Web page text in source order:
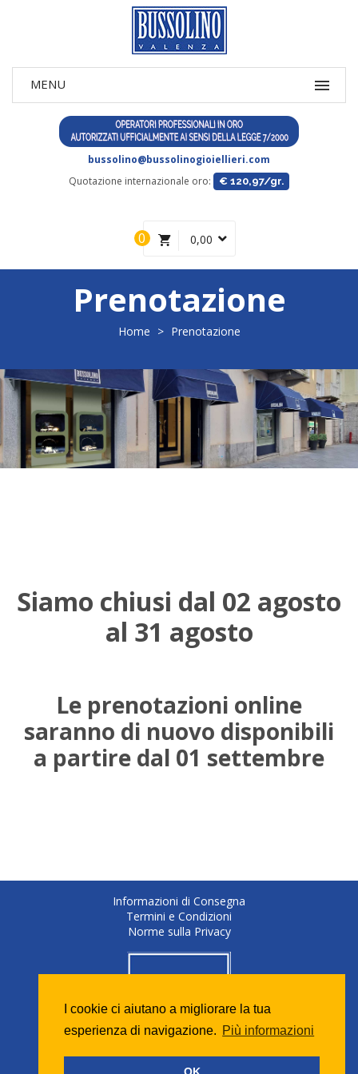
I cookie ci aiutano a migliorare la tua
esperienza di navigazione. Più informazioni
bussolino@bussolinogioiellieri.com
Quotazione internazionale oro:
€ 120,97/gr.
0,00
0
Prenotazione
Home > Prenotazione
Siamo chiusi dal 02 agosto
al 31 agosto
Le prenotazioni online
saranno di nuovo disponibili
a partire dal 01 settembre
Informazioni di Consegna
Termini e Condizioni
Norme sulla Privacy